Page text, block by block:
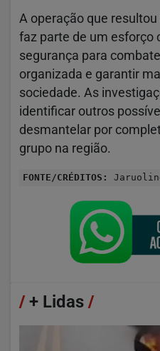
A operação que
faz parte de um esforço
segurança para
organizada e garantir
sociedade. As
identificar outros
desmantelar por
grupo na região.
FONTE/CRÉDITOS:
/ + Lidas /